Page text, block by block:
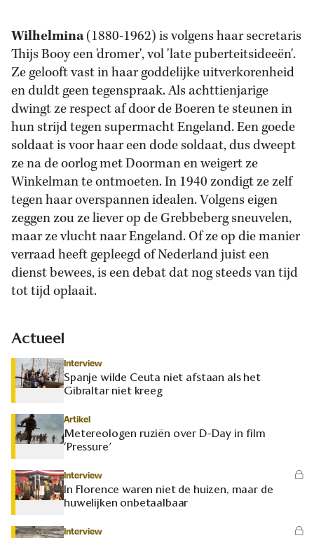
Wilhelmina(1880-1962) is volgens haar secretaris
Thijs Booy een 'dromer', vol 'late puberteitsideeën'.
Ze gelooft vast in haar goddelijke uitverkorenheid
en duldt geen tegenspraak. Als achttienjarige
dwingt ze respect af door de Boeren te steunen in
hun strijd tegen supermacht Engeland. Een goede
soldaat is voor haar een dode soldaat, dus dweept
ze na de oorlog met Doorman en weigert ze
Winkelman te ontmoeten. In 1940 zondigt ze zelf
tegen haar overspannen idealen. Volgens eigen
zeggen zou ze liever op de Grebbeberg sneuvelen,
maar ze vlucht naar Engeland. Of ze op die manier
verraad heeft gepleegd of Nederland juist een
dienst bewees, is een debat dat nog steeds van tijd
tot tijd oplaait.
Actueel
Interview
Spanje wilde Ceuta niet afstaan als het
Gibraltar niet kreeg
Artikel
Metereologen ruziën over D-Day in film
‘Pressure’
Interview
In Florence waren niet de huizen, maar de
huwelijken onbetaalbaar
Interview